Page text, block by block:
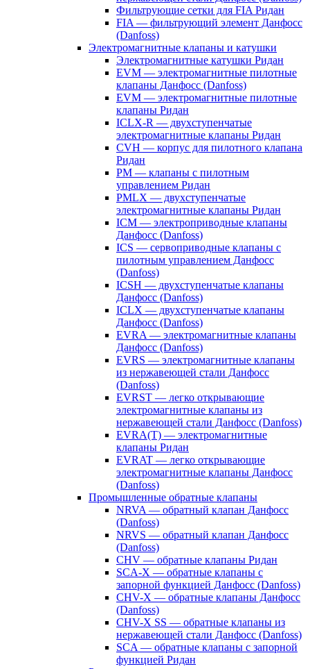
Фильтрующие сетки для FIA Ридан
FIA — фильтрующий элемент Данфосс
(Danfoss)
Электромагнитные клапаны и катушки
Электромагнитные катушки Ридан
EVM — электромагнитные пилотные
клапаны Данфосс (Danfoss)
EVM — электромагнитные пилотные
клапаны Ридан
ICLX-R — двухступенчатые
электромагнитные клапаны Ридан
CVH — корпус для пилотного клапана
Ридан
PM — клапаны с пилотным
управлением Ридан
PMLX — двухступенчатые
электромагнитные клапаны Ридан
ICM — электроприводные клапаны
Данфосс (Danfoss)
ICS — сервоприводные клапаны с
пилотным управлением Данфосс
(Danfoss)
ICSH — двухступенчатые клапаны
Данфосс (Danfoss)
ICLX — двухступенчатые клапаны
Данфосс (Danfoss)
EVRA — электромагнитные клапаны
Данфосс (Danfoss)
EVRS — электромагнитные клапаны
из нержавеющей стали Данфосс
(Danfoss)
EVRST — легко открывающие
электромагнитные клапаны из
нержавеющей стали Данфосс (Danfoss)
EVRA(T) — электромагнитные
клапаны Ридан
EVRAT — легко открывающие
электромагнитные клапаны Данфосс
(Danfoss)
Промышленные обратные клапаны
NRVA — обратный клапан Данфосс
(Danfoss)
NRVS — обратный клапан Данфосс
(Danfoss)
CHV — обратные клапаны Ридан
SCA-X — обратные клапаны с
запорной функцией Данфосс (Danfoss)
CHV-X — обратные клапаны Данфосс
(Danfoss)
CHV-X SS — обратные клапаны из
нержавеющей стали Данфосс (Danfoss)
SCA — обратные клапаны с запорной
функцией Ридан